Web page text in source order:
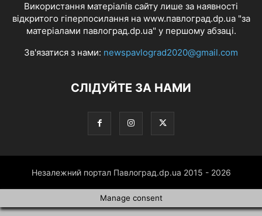
Використання матеріалів сайту лише за наявності
відкритого гіперпосилання на www.павлоград.dp.ua "за
матеріалами павлоград.dp.ua" у першому абзаці.
Зв'язатися з нами: newspavlograd2020@gmail.com
СЛІДУЙТЕ ЗА НАМИ
Незалежний портал Павлоград.dp.ua 2015 - 2026
Manage consent